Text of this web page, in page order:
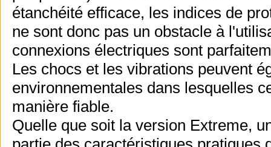
étanchéité efficace, les indices de
ne sont donc pas un obstacle à
connexions électriques sont
Les chocs et les vibrations peuvent
environnementales dans lesquelles
manière fiable.
Quelle que soit la version Extreme,